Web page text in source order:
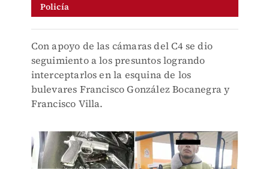
Policía
Con apoyo de las cámaras del C4 se dio
seguimiento a los presuntos logrando
interceptarlos en la esquina de los
bulevares Francisco González Bocanegra y
Francisco Villa.